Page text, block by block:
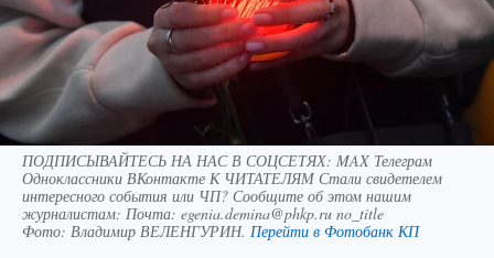
ПОДПИСЫВАЙТЕСЬ НА НАС В СОЦСЕТЯХ: MAX Телеграм
Одноклассники ВКонтакте К ЧИТАТЕЛЯМ Стали свидетелем
интересного события или ЧП? Сообщите об этом нашим
журналистам: Почта: egenia.demina@phkp.ru no_title
Фото: Владимир ВЕЛЕНГУРИН. Перейти в Фотобанк КП